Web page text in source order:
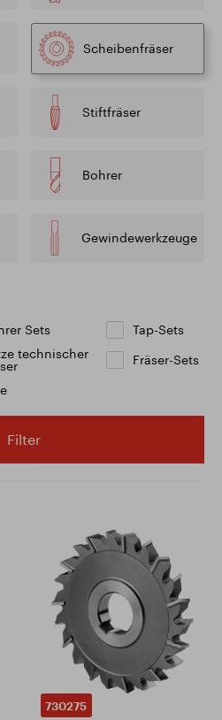
Scheibenfräser
Stiftfräser
Bohrer
Gewindewerkzeuge
Sets
Tap-Sets
technischer
Fräser-Sets
Filter
730275